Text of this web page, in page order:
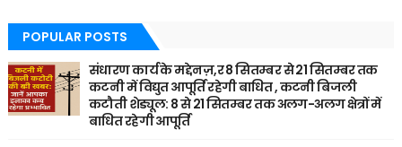
POPULAR POSTS
संधारण कार्य के मद्देनज़,र 8 सितम्बर से 21 सितम्बर तक
कटनी में विद्युत आपूर्ति रहेगी बाधित , कटनी बिजली
कटौती शेड्यूल: 8 से 21 सितम्बर तक अलग-अलग क्षेत्रों में
बाधित रहेगी आपूर्ति